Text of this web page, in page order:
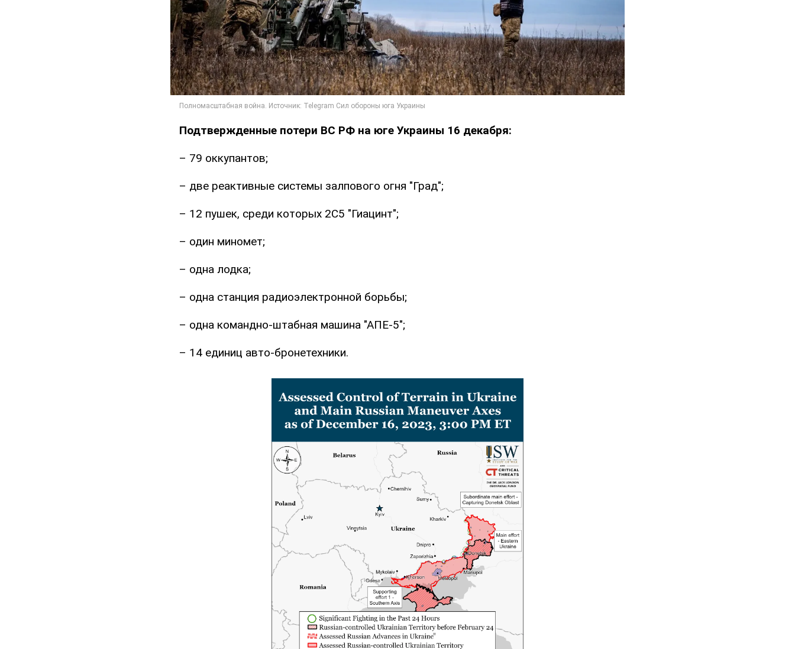
Подтвержденные потери ВС РФ на юге Украины 16 декабря:
– 79 оккупантов;
– две реактивные системы залпового огня "Град";
– 12 пушек, среди которых 2С5 "Гиацинт";
– один миномет;
– одна лодка;
– одна станция радиоэлектронной борьбы;
– одна командно-штабная машина "АПЕ-5";
– 14 единиц авто-бронетехники.